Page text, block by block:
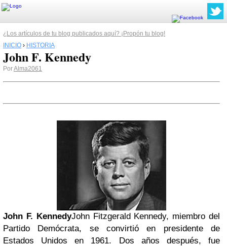
¿Los artículos de tu blog publicados aquí? ¡Propón tu blog!
INICIO › HISTORIA
John F. Kennedy
PorAlma2061
John F. KennedyJohn Fitzgerald Kennedy, miembro del
Partido Demócrata, se convirtió en presidente de
Estados Unidos en 1961. Dos años después, fue